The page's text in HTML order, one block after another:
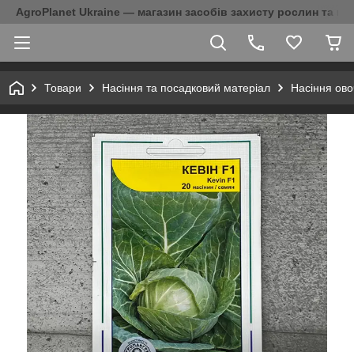
AgroPlanet Ukraine — магазин засобів захисту рослин та
Товари Насіння та посадковий матеріал Насіння